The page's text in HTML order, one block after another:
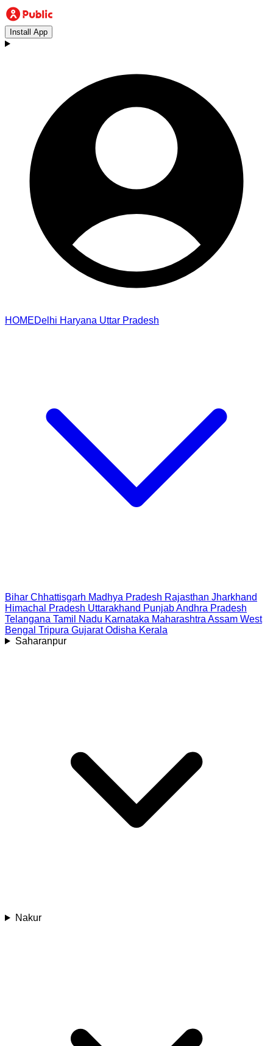
Install App
HOMEDelhi Haryana Uttar Pradesh
Bihar Chhattisgarh Madhya Pradesh Rajasthan Jharkhand
Himachal Pradesh Uttarakhand PunjabAndhra Pradesh
Telangana Tamil Nadu Karnataka Maharashtra Assam West
Bengal Tripura Gujarat Odisha Kerala
Saharanpur
Nakur